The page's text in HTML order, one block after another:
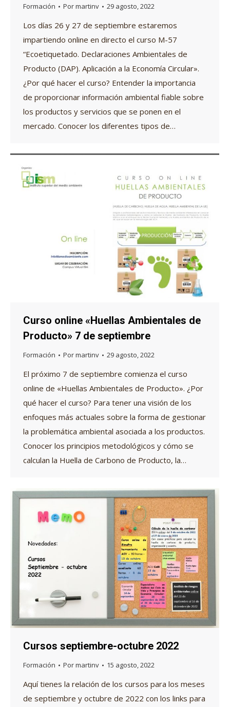
Formación Pormartinv 29 agosto, 2022
Los días 26 y 27 de septiembre estaremos
impartiendo online en directo el curso M-57
“Ecoetiquetado. Declaraciones Ambientales de
Producto (DAP). Aplicación a la Economía Circular».
¿Por qué hacer el curso? Entender la importancia
de proporcionar información ambiental fiable sobre
los productos y servicios que se ponen en el
mercado. Conocer los diferentes tipos de…
Curso online «Huellas Ambientales de
Producto» 7 de septiembre
Formación Pormartinv 29 agosto, 2022
El próximo 7 de septiembre comienza el curso
online de «Huellas Ambientales de Producto». ¿Por
qué hacer el curso? Para tener una visión de los
enfoques más actuales sobre la forma de gestionar
la problemática ambiental asociada a los productos.
Conocer los principios metodológicos y cómo se
calculan la Huella de Carbono de Producto, la…
Cursos septiembre-octubre 2022
Formación Pormartinv 15 agosto, 2022
Aquí tienes la relación de los cursos para los meses
de septiembre y octubre de 2022 con los links para